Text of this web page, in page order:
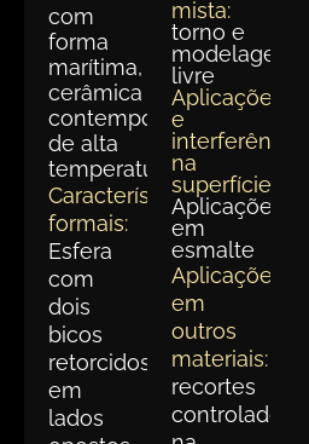
com
forma
marítima,
cerâmica
contemporânea
de alta
temperatura.
Características
formais:
Esfera
com
dois
bicos
retorcidos,
em
lados
mista:
torno e
modelagem
livre
Aplicações
e
interferências
na
superfície:
Aplicações
em
esmalte
Aplicações
em
outros
materiais:
recortes
controlados